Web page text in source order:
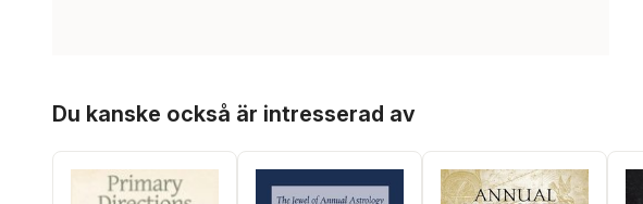
Du kanske också är intresserad av